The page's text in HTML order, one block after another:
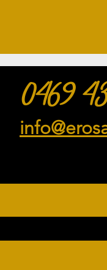
0469